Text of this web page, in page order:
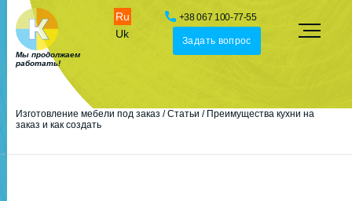
Мы продолжаем
работать!
Uk
Ru +38 067 100-77-55
Задать вопрос
Изготовление мебели под заказ /Статьи / Преимущества кухни на
заказ и как создать